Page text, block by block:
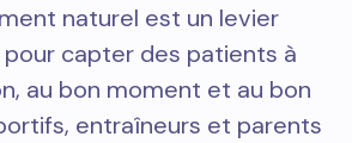
naturel est un levier
capter des patients à
au bon moment et au bon
entraîneurs et parents